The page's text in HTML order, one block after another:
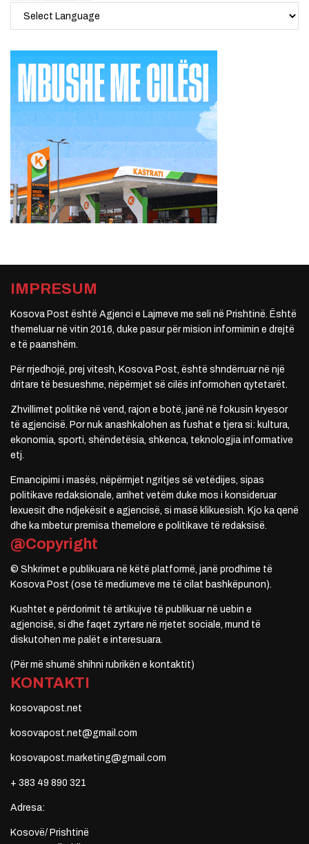
IMPRESUM
Kosova Post është Agjenci e Lajmeve me seli në Prishtinë. Është
themeluar në vitin 2016, duke pasur për mision informimin e drejtë
e të paanshëm.
Për rrjedhojë, prej vitesh, Kosova Post, është shndërruar në një
dritare të besueshme, nëpërmjet së cilës informohen qytetarët.
Zhvillimet politike në vend, rajon e botë, janë në fokusin kryesor
të agjencisë. Por nuk anashkalohen as fushat e tjera si: kultura,
ekonomia, sporti, shëndetësia, shkenca, teknologjia informative
etj.
Emancipimi i masës, nëpërmjet ngritjes së vetëdijes, sipas
politikave redaksionale, arrihet vetëm duke mos i konsideruar
lexuesit dhe ndjekësit e agjencisë, si masë klikuesish. Kjo ka qenë
dhe ka mbetur premisa themelore e politikave të redaksisë.
@Copyright
© Shkrimet e publikuara në këtë platformë, janë prodhime të
Kosova Post (ose të mediumeve me të cilat bashkëpunon).
Kushtet e përdorimit të artikujve të publikuar në uebin e
agjencisë, si dhe faqet zyrtare në rrjetet sociale, mund të
diskutohen me palët e interesuara.
(Për më shumë shihni rubrikën e kontaktit)
KONTAKTI
kosovapost.net
kosovapost.net@gmail.com
kosovapost.marketing@gmail.com
+ 383 49 890 321
Adresa:
Kosovë/ Prishtinë